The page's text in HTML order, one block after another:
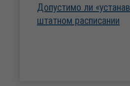
Допустимо ли
штатном расписании